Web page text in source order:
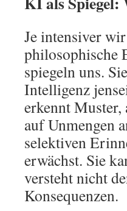
Je intensiver
philosophische
spiegeln uns.
Intelligenz
erkennt
auf Unmengen
selektiven
erwächst. Sie
versteht nicht
Konsequenzen.